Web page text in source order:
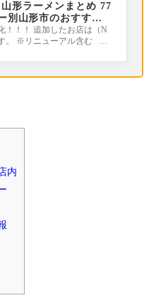
山形ラーメンまとめ 77
別山形市のおすすめ
元ライターがすべて
！！！ 追加したお店は（N
。 ※リニューアル含む ラ
内